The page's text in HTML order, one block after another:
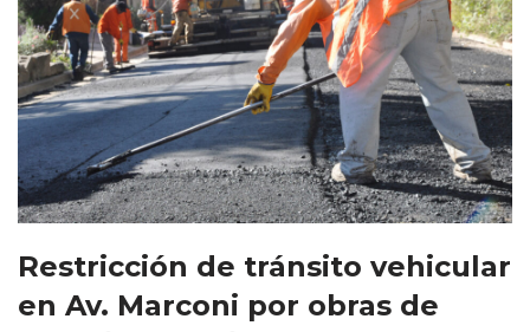
Restricción de tránsito vehicular
en Av. Marconi por obras de